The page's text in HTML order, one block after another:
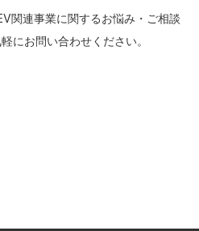
関連事業に関するお悩み・ご相談
にお問い合わせください。